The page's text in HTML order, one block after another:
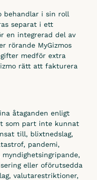
behandlar i sin roll
separat i ett
en integrerad del av
rörande MyGizmos
medför extra
rätt att fakturera
åtaganden enligt
som part inte kunnat
till, blixtnedslag,
pandemi,
eller oförutsedda
valutarestriktioner,